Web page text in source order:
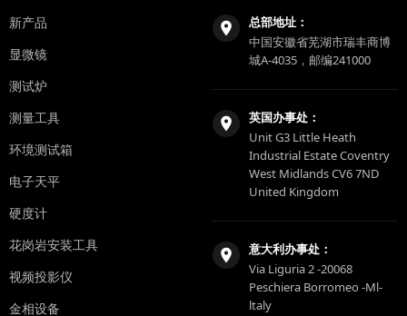
新产品
显微镜
测试炉
测量工具
环境测试箱
电子天平
硬度计
花岗岩安装工具
视频投影仪
金相设备
总部地址：
中国安徽省芜湖市瑞丰商博
城A-4035，邮编241000
英国办事处：
Unit G3 Little Heath
Industrial Estate Coventry
West Midlands CV6 7ND
United Kingdom
意大利办事处：
Via Liguria 2 -20068
Peschiera Borromeo -Ml-
ltaly